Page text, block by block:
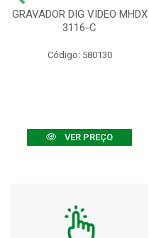
GRAVADOR DIG VIDEO MHDX
3116-C
Código: 580130
VER PREÇO